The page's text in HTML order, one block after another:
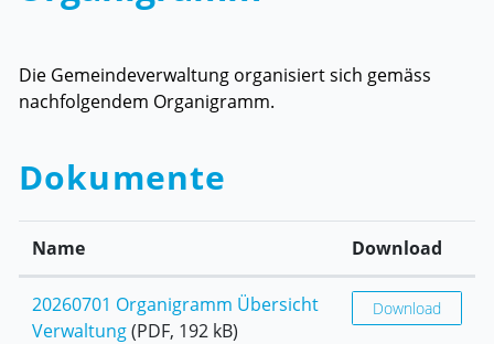
Die Gemeindeverwaltung organisiert sich gemäss
nachfolgendem Organigramm.
Dokumente
Name Download
20260701 Organigramm Übersicht
Verwaltung(PDF, 192 kB)
Download